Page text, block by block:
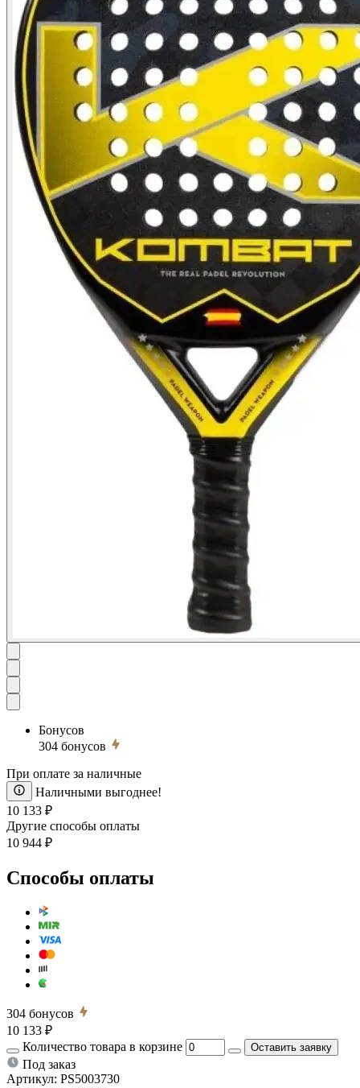
Бонусов
304 бонусов
При оплате за наличные
Наличными выгоднее!
10 133 ₽
Другие способы оплаты
10 944 ₽
Способы оплаты
304 бонусов
10 133 ₽
Количество товара в корзине
Оставить заявку
Под заказ
Артикул: PS5003730